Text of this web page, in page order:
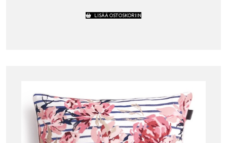
LISÄÄ OSTOSKORIIN